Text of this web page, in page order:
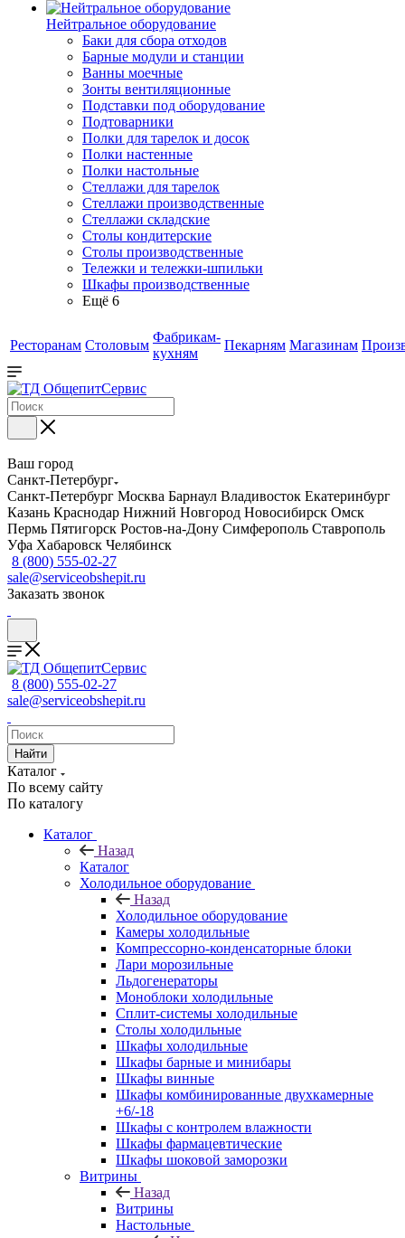
Нейтральное оборудование
Баки для сбора отходов
Барные модули и станции
Ванны моечные
Зонты вентиляционные
Подставки под оборудование
Подтоварники
Полки для тарелок и досок
Полки настенные
Полки настольные
Стеллажи для тарелок
Стеллажи производственные
Стеллажи складские
Столы кондитерские
Столы производственные
Тележки и тележки-шпильки
Шкафы производственные
Ещё 6
Ресторанам Столовым
Фабрикам-
кухням
Пекарням Магазинам
Ваш город
Санкт-Петербург
Санкт-Петербург Москва Барнаул Владивосток Екатеринбург
Казань Краснодар Нижний Новгород Новосибирск Омск
Пермь Пятигорск Ростов-на-Дону Симферополь Ставрополь
Уфа Хабаровск Челябинск
8 (800) 555-02-27
sale@serviceobshepit.ru
Заказать звонок
8 (800) 555-02-27
sale@serviceobshepit.ru
Найти
Каталог
По всему сайту
По каталогу
Каталог
Назад
Каталог
Холодильное оборудование
Назад
Холодильное оборудование
Камеры холодильные
Компрессорно-конденсаторные блоки
Лари морозильные
Льдогенераторы
Моноблоки холодильные
Сплит-системы холодильные
Столы холодильные
Шкафы холодильные
Шкафы барные и минибары
Шкафы винные
Шкафы комбинированные двухкамерные
+6/-18
Шкафы с контролем влажности
Шкафы фармацевтические
Шкафы шоковой заморозки
Витрины
Назад
Витрины
Настольные